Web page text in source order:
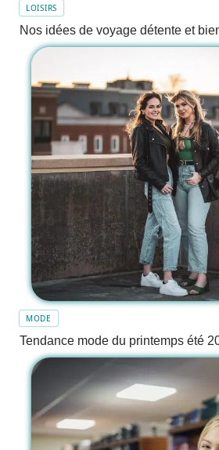
LOISIRS
Nos idées de voyage détente et
MODE
Tendance mode du printemps été